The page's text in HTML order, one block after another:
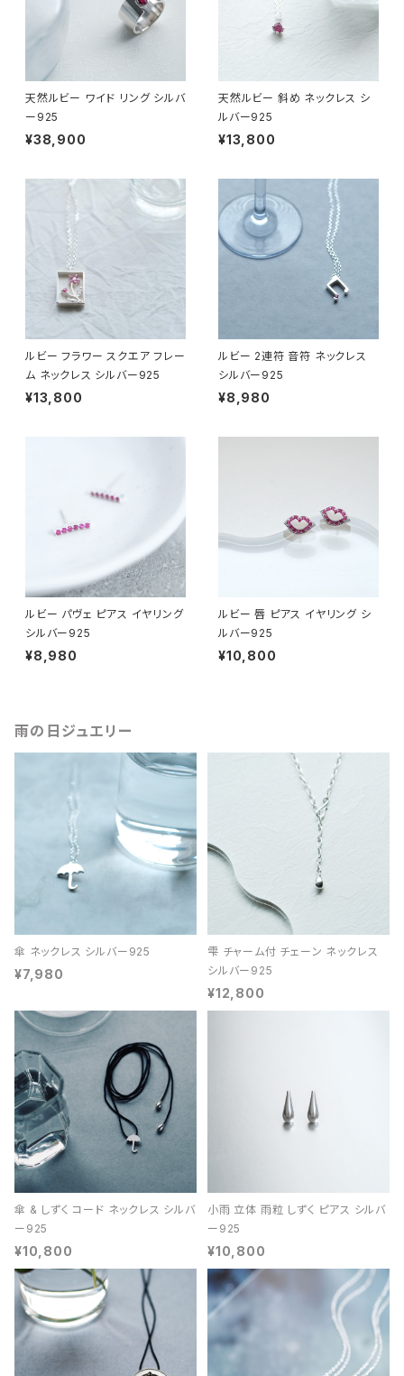
天然ルビー ワイド リング シルバ
ー925
¥38,900
天然ルビー 斜め ネックレス シ
ルバー925
¥13,800
ルビー フラワー スクエア フレー
ム ネックレス シルバー925
¥13,800
ルビー 2連符 音符 ネックレス
シルバー925
¥8,980
ルビー パヴェ ピアス イヤリング
シルバー925
¥8,980
ルビー 唇 ピアス イヤリング シ
ルバー925
¥10,800
雨の日ジュエリー
傘 ネックレス シルバー925
¥7,980
雫 チャーム付 チェーン ネックレス
シルバー925
¥12,800
傘 & しずく コード ネックレス シルバ
ー925
¥10,800
小雨 立体 雨粒 しずく ピアス シルバ
ー925
¥10,800